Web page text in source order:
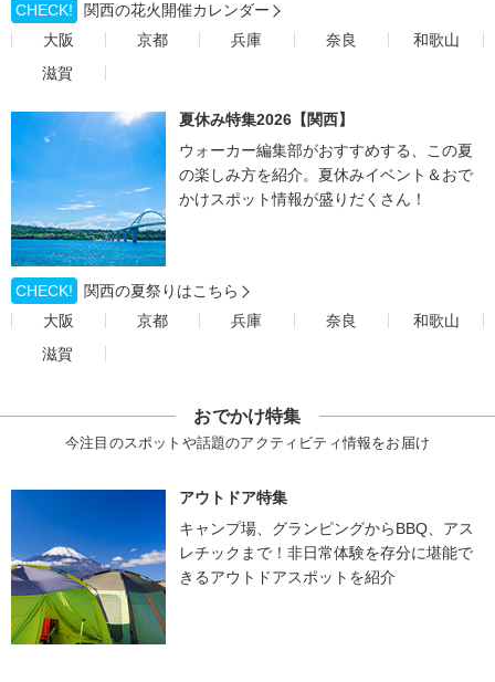
CHECK!
関西の花火開催カレンダー
大阪
京都 兵庫 奈良
和歌山
滋賀
夏休み特集2026【関西】
ウォーカー編集部がおすすめする、この夏
の楽しみ方を紹介。夏休みイベント＆おで
かけスポット情報が盛りだくさん！
CHECK!
関西の夏祭りはこちら
大阪
京都 兵庫 奈良
和歌山
滋賀
おでかけ特集
今注目のスポットや話題のアクティビティ情報をお届け
アウトドア特集
キャンプ場、グランピングからBBQ、アス
レチックまで！非日常体験を存分に堪能で
きるアウトドアスポットを紹介